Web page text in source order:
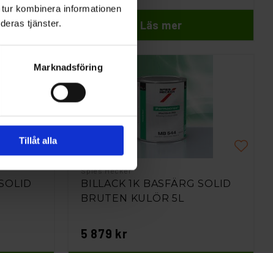
kombinera informationen
tjänster.
Marknadsföring
Tillåt alla
Läs mer
Spies Hecker
BILLACK 1K BASFÄRG SOLID
BRUTEN KULÖR 5L
5 879 kr